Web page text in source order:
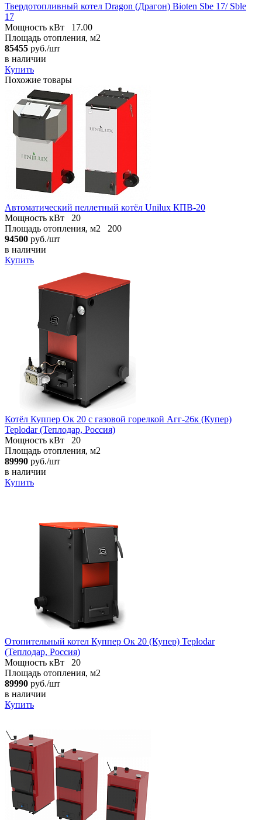
Твердотопливный котел Dragon (Драгон) Bioten Sbe 17/ Sble
17
Мощность кВт
17.00
Площадь отопления, м2
85455 руб./шт
в наличии
Купить
Похожие товары
Автоматический пеллетный котёл Unilux КПВ-20
Мощность кВт
20
Площадь отопления, м2
200
94500 руб./шт
в наличии
Купить
Котёл Куппер Ок 20 с газовой горелкой Агг-26к (Купер)
Teplodar (Теплодар, Россия)
Мощность кВт
20
Площадь отопления, м2
89990 руб./шт
в наличии
Купить
Отопительный котел Куппер Ок 20 (Купер) Teplodar
(Теплодар, Россия)
Мощность кВт
20
Площадь отопления, м2
89990 руб./шт
в наличии
Купить